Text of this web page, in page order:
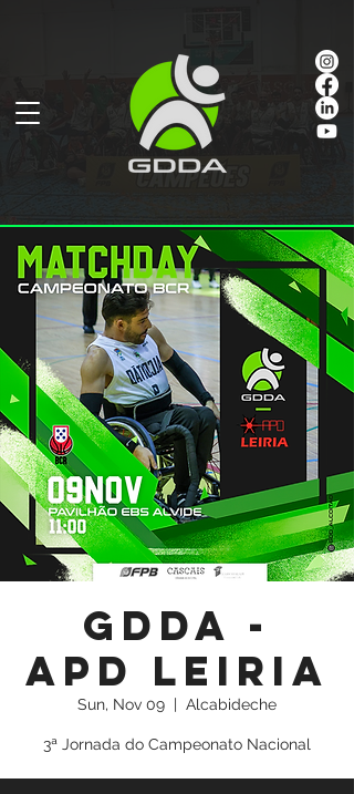
GDDA -
APD Leiria
Sun, Nov 09
  |
Alcabideche
3ª Jornada do Campeonato Nacional